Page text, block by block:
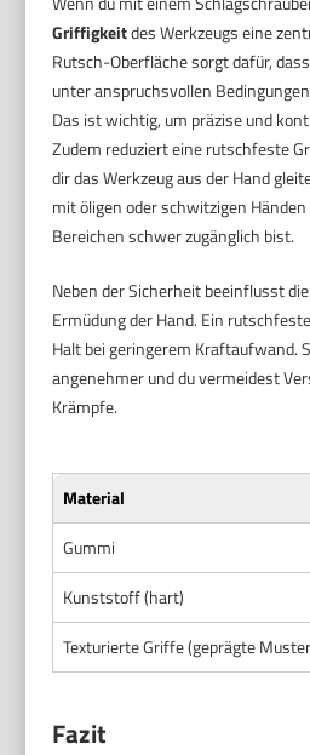
Griffigkeitdes Werkzeugs eine
Rutsch-Oberfläche sorgt dafür,
unter anspruchsvollen
Das ist wichtig, um präzise und
Zudem reduziert eine rutschfeste
dir das Werkzeug aus der Hand
mit öligen oder schwitzigen
Bereichen schwer zugänglich bist.
Neben der Sicherheit beeinflusst
Ermüdung der Hand. Ein
Halt bei geringerem Kraftaufwand.
angenehmer und du vermeidest
Krämpfe.
Material
Gummi
Kunststoff (hart)
Texturierte Griffe (geprägte
Fazit